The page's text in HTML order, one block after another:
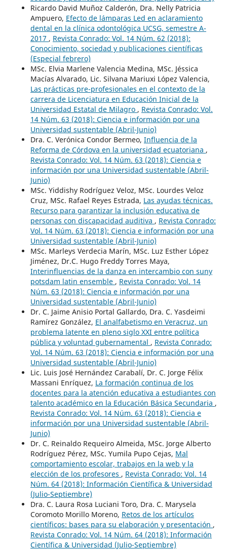
Ricardo David Muñoz Calderón, Dra. Nelly Patricia
Ampuero, Efecto de lámparas Led en aclaramiento
dental en la clínica odontológica UCSG, semestre A-
2017 , Revista Conrado: Vol. 14 Núm. 62 (2018):
Conocimiento, sociedad y publicaciones científicas
(Especial febrero)
MSc. Elvia Marlene Valencia Medina, MSc. Jéssica
Macías Alvarado, Lic. Silvana Mariuxi López Valencia,
Las prácticas pre-profesionales en el contexto de la
carrera de Licenciatura en Educación Inicial de la
Universidad Estatal de Milagro , Revista Conrado: Vol.
14 Núm. 63 (2018): Ciencia e información por una
Universidad sustentable (Abril-Junio)
Dra. C. Verónica Condor Bermeo, Influencia de la
Reforma de Córdova en la universidad ecuatoriana ,
Revista Conrado: Vol. 14 Núm. 63 (2018): Ciencia e
información por una Universidad sustentable (Abril-
Junio)
MSc. Yiddishy Rodríguez Veloz, MSc. Lourdes Veloz
Cruz, MSc. Rafael Reyes Estrada, Las ayudas técnicas.
Recurso para garantizar la inclusión educativa de
personas con discapacidad auditiva , Revista Conrado:
Vol. 14 Núm. 63 (2018): Ciencia e información por una
Universidad sustentable (Abril-Junio)
MSc. Marleys Verdecia Marín, MSc. Luz Esther López
Jiménez, Dr.C. Hugo Freddy Torres Maya,
Interinfluencias de la danza en intercambio con suny
potsdam latin ensemble , Revista Conrado: Vol. 14
Núm. 63 (2018): Ciencia e información por una
Universidad sustentable (Abril-Junio)
Dr. C. Jaime Anisio Portal Gallardo, Dra. C. Yasdeimi
Ramírez González, El analfabetismo en Veracruz, un
problema latente en pleno siglo XXI entre política
pública y voluntad gubernamental , Revista Conrado:
Vol. 14 Núm. 63 (2018): Ciencia e información por una
Universidad sustentable (Abril-Junio)
Lic. Luis José Hernández Carabalí, Dr. C. Jorge Félix
Massani Enríquez, La formación continua de los
docentes para la atención educativa a estudiantes con
talento académico en la Educación Básica Secundaria ,
Revista Conrado: Vol. 14 Núm. 63 (2018): Ciencia e
información por una Universidad sustentable (Abril-
Junio)
Dr. C. Reinaldo Requeiro Almeida, MSc. Jorge Alberto
Rodríguez Pérez, MSc. Yumila Pupo Cejas, Mal
comportamiento escolar, trabajos en la web y la
elección de los profesores , Revista Conrado: Vol. 14
Núm. 64 (2018): Información Científica & Universidad
(Julio-Septiembre)
Dra. C. Laura Rosa Luciani Toro, Dra. C. Marysela
Coromoto Morillo Moreno, Retos de los artículos
científicos: bases para su elaboración y presentación ,
Revista Conrado: Vol. 14 Núm. 64 (2018): Información
Científica & Universidad (Julio-Septiembre)